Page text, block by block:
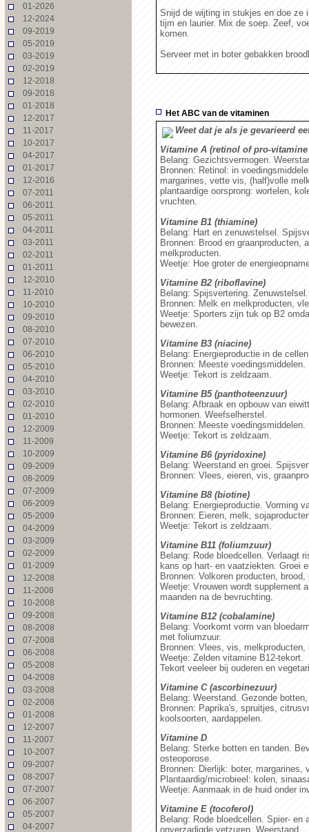
01-2026
12-2024
09-2019
05-2019
03-2019
02-2019
12-2018
09-2018
01-2018
12-2017
11-2017
10-2017
04-2017
01-2017
12-2016
07-2011
06-2011
05-2011
04-2011
03-2011
02-2011
01-2011
12-2010
11-2010
10-2010
09-2010
08-2010
07-2010
06-2010
05-2010
04-2010
03-2010
02-2010
01-2010
12-2009
11-2009
10-2009
09-2009
08-2009
07-2009
06-2009
05-2009
04-2009
03-2009
02-2009
01-2009
12-2008
11-2008
10-2008
09-2008
08-2008
07-2008
06-2008
05-2008
04-2008
03-2008
02-2008
01-2008
12-2007
11-2007
10-2007
09-2007
08-2007
07-2007
06-2007
05-2007
04-2007
Snijd de wijting in stukjes en doe ze
tijm en laurier. Mix de soep. Zeef,
komen.
Serveer met in boter gebakken
Het ABC van de vitaminen
Weet dat je als je gevarieerd
Vitamine A (retinol of pro-vitamine
Belang: Gezichtsvermogen.
Bronnen: Retinol: in
margarines, vette vis, (half)volle
plantaardige oorsprong: wortelen,
vruchten.
Vitamine B1 (thiamine)
Belang: Hart en zenuwstelsel.
Bronnen: Brood en graanproducten,
melkproducten.
Weetje: Hoe groter de
Vitamine B2 (riboflavine)
Belang: Spijsvertering.
Bronnen: Melk en melkproducten,
Weetje: Sporters zijn tuk op B2
bewezen.
Vitamine B3 (niacine)
Belang: Energieproductie in de
Bronnen: Meeste voedingsmiddelen.
Weetje: Tekort is zeldzaam.
Vitamine B5 (panthoteenzuur)
Belang: Afbraak en opbouw van
hormonen. Weefselherstel.
Bronnen: Meeste voedingsmiddelen.
Weetje: Tekort is zeldzaam.
Vitamine B6 (pyridoxine)
Belang: Weerstand en groei.
Bronnen: Vlees, eieren, vis,
Vitamine B8 (biotine)
Belang: Energieproductie. Vorming
Bronnen: Eieren, melk,
Weetje: Tekort is zeldzaam.
Vitamine B11 (foliumzuur)
Belang: Rode bloedcellen. Verlaagt
kans op hart- en vaatziekten. Groei
Bronnen: Volkoren producten,
Weetje: Vrouwen wordt supplement
maanden na de bevruchting.
Vitamine B12 (cobalamine)
Belang: Voorkomt vorm van
met foliumzuur.
Bronnen: Vlees, vis, melkproducten,
Weetje: Zelden vitamine B12-tekort.
Tekort veeleer bij ouderen en
Vitamine C (ascorbinezuur)
Belang: Weerstand. Gezonde
Bronnen: Paprika's, spruitjes,
koolsoorten, aardappelen.
Vitamine D
Belang: Sterke botten en tanden.
osteoporose.
Bronnen: Dierlijk: boter,
Plantaardig/microbieel: kolen,
Weetje: Aanmaak in de huid onder
Vitamine E (tocoferol)
Belang: Rode bloedcellen. Spier- en
onverzadigde vetzuren. Weerstand.